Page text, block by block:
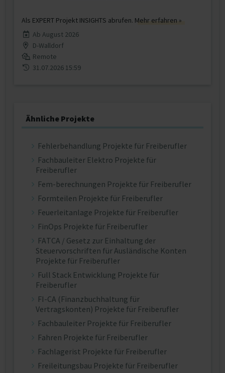
Als EXPERT Projekt INSIGHTS abrufen. Mehr erfahren »
Ab August 2026
D-Walldorf
Remote
31.07.2026 15:59
Ähnliche Projekte
Fehlerbehandlung Projekte für Freiberufler
Fachbauleiter Elektro Projekte für
Freiberufler
Fem-berechnungen Projekte für Freiberufler
Formteilen Projekte für Freiberufler
Feuerleitanlage Projekte für Freiberufler
FinOps Projekte für Freiberufler
FATCA / Gesetz zur Einhaltung der
Steuervorschriften für Ausländische Konten
Projekte für Freiberufler
Full Stack Entwicklung Projekte für
Freiberufler
FI-CA (Finanzbuchhaltung für
Vertragskonten) Projekte für Freiberufler
Fachbauleiter Projekte für Freiberufler
Fahren Projekte für Freiberufler
Fachlagerist Projekte für Freiberufler
Freileitungsbau Projekte für Freiberufler